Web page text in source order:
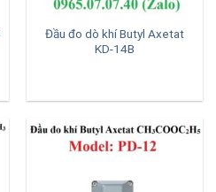
Đầu đo dò khí Butyl Axetat
KD-14B